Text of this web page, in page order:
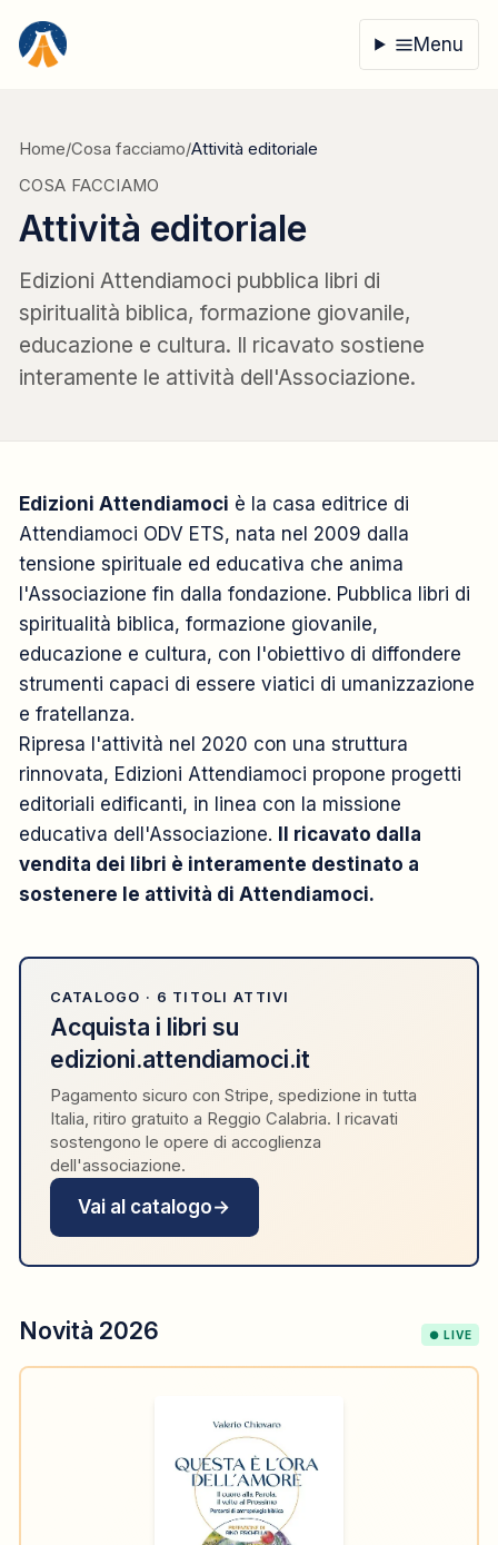
Menu
Home/Cosa facciamo/Attività editoriale
COSA FACCIAMO
Attività editoriale
Edizioni Attendiamoci pubblica libri di
spiritualità biblica, formazione giovanile,
educazione e cultura. Il ricavato sostiene
interamente le attività dell'Associazione.
Edizioni Attendiamoci è la casa editrice di
Attendiamoci ODV ETS, nata nel 2009 dalla
tensione spirituale ed educativa che anima
l'Associazione fin dalla fondazione. Pubblica libri di
spiritualità biblica, formazione giovanile,
educazione e cultura, con l'obiettivo di diffondere
strumenti capaci di essere viatici di umanizzazione
e fratellanza.
Ripresa l'attività nel 2020 con una struttura
rinnovata, Edizioni Attendiamoci propone progetti
editoriali edificanti, in linea con la missione
educativa dell'Associazione. Il ricavato dalla
vendita dei libri è interamente destinato a
sostenere le attività di Attendiamoci.
CATALOGO · 6 TITOLI ATTIVI
Acquista i libri su
edizioni.attendiamoci.it
Pagamento sicuro con Stripe, spedizione in tutta
Italia, ritiro gratuito a Reggio Calabria. I ricavati
sostengono le opere di accoglienza
dell'associazione.
Vai al catalogo→
Novità 2026 ● LIVE